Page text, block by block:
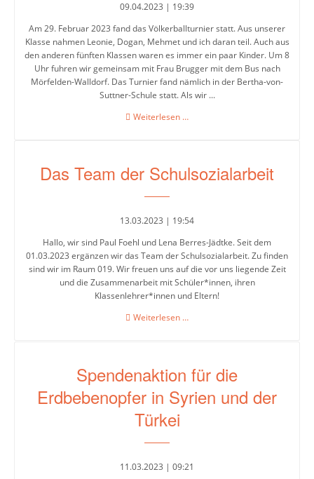
09.04.2023 | 19:39
Am 29. Februar 2023 fand das Völkerballturnier statt. Aus unserer
Klasse nahmen Leonie, Dogan, Mehmet und ich daran teil. Auch aus
den anderen fünften Klassen waren es immer ein paar Kinder. Um 8
Uhr fuhren wir gemeinsam mit Frau Brugger mit dem Bus nach
Mörfelden-Walldorf. Das Turnier fand nämlich in der Bertha-von-
Suttner-Schule statt. Als wir ...
Weiterlesen …Völkerballturnier
Das Team der Schulsozialarbeit
13.03.2023 | 19:54
Hallo, wir sind Paul Foehl und Lena Berres-Jädtke. Seit dem
01.03.2023 ergänzen wir das Team der Schulsozialarbeit. Zu finden
sind wir im Raum 019. Wir freuen uns auf die vor uns liegende Zeit
und die Zusammenarbeit mit Schüler*innen, ihren
Klassenlehrer*innen und Eltern!
Weiterlesen …Das
Spendenaktion für die
Erdbebenopfer in Syrien und der
Türkei
11.03.2023 | 09:21